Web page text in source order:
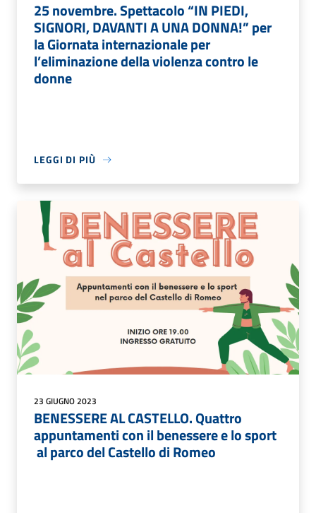
25 novembre. Spettacolo “IN PIEDI,
SIGNORI, DAVANTI A UNA DONNA!” per
la Giornata internazionale per
l’eliminazione della violenza contro le
donne
LEGGI DI PIÙ
23 GIUGNO 2023
BENESSERE AL CASTELLO. Quattro
appuntamenti con il benessere e lo sport
al parco del Castello di Romeo